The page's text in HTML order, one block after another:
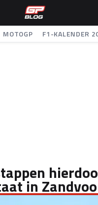
MOTOGP F1-KALENDER
in